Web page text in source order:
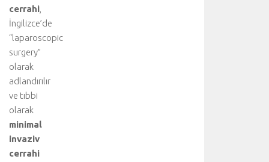
cerrahi
İngilizce’de
“laparoscopic
surgery”
olarak
adlandırılır
ve tıbbi
olarak
minimal
invaziv
cerrahi